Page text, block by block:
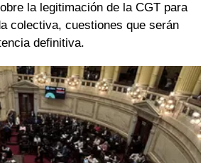
la legitimación de la CGT para
colectiva, cuestiones que serán
definitiva.